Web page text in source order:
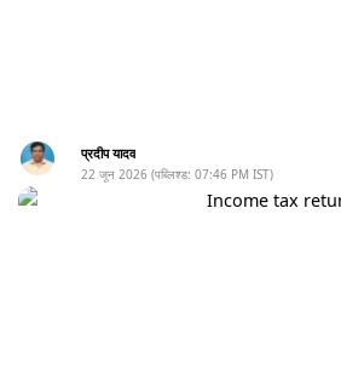
प्रदीप यादव
22 जून 2026 (पब्लिश्ड: 07:46 PM IST)